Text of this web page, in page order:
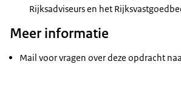
Rijksadviseurs en het
Meer informatie
Mail voor vragen over deze opdracht